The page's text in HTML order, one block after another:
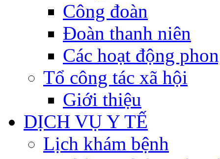
Công đoàn
Đoàn thanh niên
Các hoạt động
Tổ công tác xã hội
Giới thiệu
DỊCH VỤ Y TẾ
Lịch khám bệnh